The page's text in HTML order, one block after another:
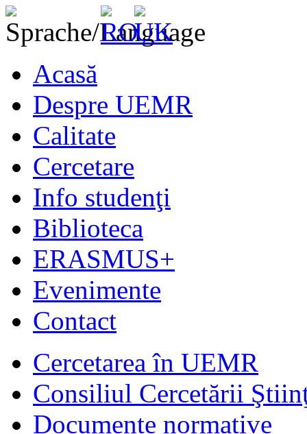
Acasă
Despre UEMR
Calitate
Cercetare
Info studenţi
Biblioteca
ERASMUS+
Evenimente
Contact
Cercetarea în UEMR
Consiliul Cercetării
Documente normative